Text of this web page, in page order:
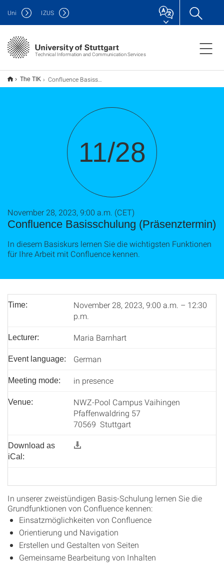
Technical Information and Communication Services
Uni IZUS
The TIK Confluence Basisschulung (Präsenztermin)
11/28
Confluence Basisschulung (Präsenztermin)
November 28, 2023, 9:00 a.m. (CET)
In diesem Basiskurs lernen Sie die wichtigsten Funktionen
für Ihre Arbeit mit Confluence kennen.
Time:
November 28, 2023, 9:00 a.m. – 12:30
p.m.
Lecturer: Maria Barnhart
Event language: German
Meeting mode: in presence
Venue:
NWZ-Pool Campus Vaihingen
Pfaffenwaldring 57
70569 Stuttgart
Download as
iCal:
In unserer zweistündigen Basis-Schulung lernen Sie die
Grundfunktionen von Confluence kennen:
Einsatzmöglichkeiten von Confluence
Orientierung und Navigation
Erstellen und Gestalten von Seiten
Gemeinsame Bearbeitung von Inhalten